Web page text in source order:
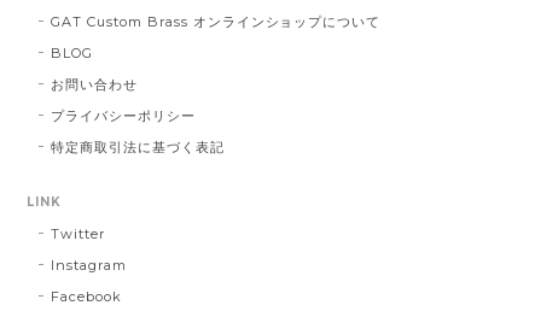
GAT Custom Brass オンラインショップについて
BLOG
お問い合わせ
プライバシーポリシー
特定商取引法に基づく表記
LINK
Twitter
Instagram
Facebook